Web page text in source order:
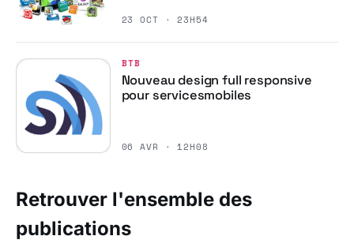
23 OCT · 23H54
BTB
Nouveau design full responsive
pour servicesmobiles
06 AVR · 12H08
Retrouver l'ensemble des
publications